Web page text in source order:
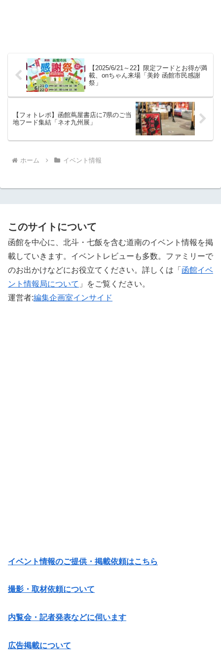
【2025/6/21～22】限定フードとお得が満
載、onちゃん来場「美鈴 函館市民感謝
祭」
【フォトレポ】函館蔦屋書店に7県のご当
地フード集結「ネオ九州展」
ホーム イベント情報
このサイトについて
函館を中心に、北斗・七飯を含む道南のイベント情報を掲
載していきます。イベントレビューも多数。ファミリーで
のお出かけなどにお役立てください。詳しくは「 函館イベ
ント情報局について 」をご覧ください。 ‎
運営者:編集企画室インサイド
イベント情報のご提供・掲載依頼はこちら
撮影・取材依頼について
内覧会・記者発表などに伺います
広告掲載について